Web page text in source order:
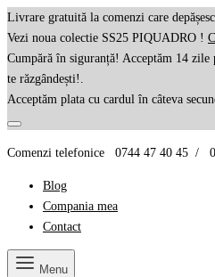
Livrare gratuită la comenzi care
Vezi noua colectie SS25 PIQUADRO !
Cumpără în siguranță! Acceptăm 14
te răzgândești!.
Acceptăm plata cu cardul în câteva
Comenzi telefonice 0744 47 40 45 /
Blog
Compania mea
Contact
Menu